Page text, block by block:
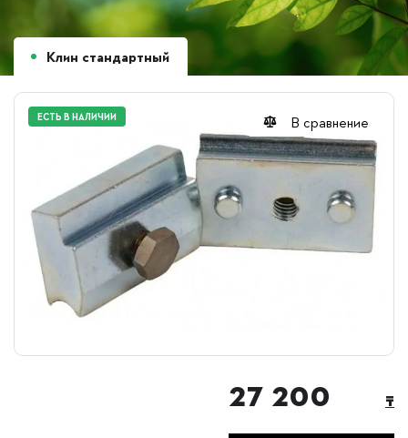
Клин стандартный
В сравнение
ЕСТЬ В НАЛИЧИИ
27 200 ₸